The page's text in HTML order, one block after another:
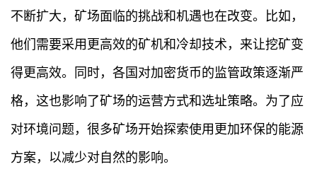
不断扩大，矿场面临的挑战和机遇也在改变。比如，
他们需要采用更高效的矿机和冷却技术，来让挖矿变
得更高效。同时，各国对加密货币的监管政策逐渐严
格，这也影响了矿场的运营方式和选址策略。为了应
对环境问题，很多矿场开始探索使用更加环保的能源
方案，以减少对自然的影响。